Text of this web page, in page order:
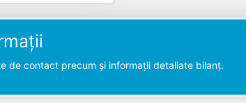
de contact precum și informații detaliate bilanț.